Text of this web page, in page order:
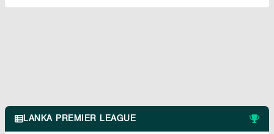
LANKA PREMIER LEAGUE